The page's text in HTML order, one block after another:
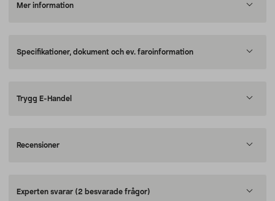
Mer information
Specifikationer, dokument och ev. faroinformation
Trygg E-Handel
Recensioner
Experten svarar (2 besvarade frågor)